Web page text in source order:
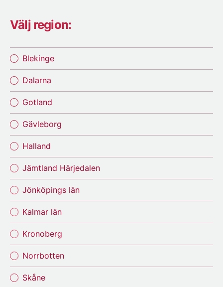
Välj region:
Blekinge
Dalarna
Gotland
Gävleborg
Halland
Jämtland Härjedalen
Jönköpings län
Kalmar län
Kronoberg
Norrbotten
Skåne